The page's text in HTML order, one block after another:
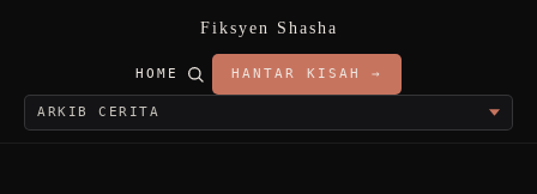
Fiksyen Shasha
HOME HANTAR KISAH →